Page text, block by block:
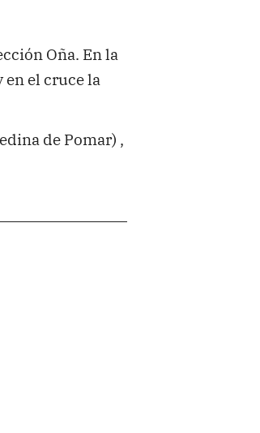
Oña. En la
en el cruce la
de Pomar) ,